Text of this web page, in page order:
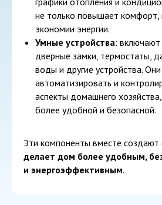
не только повышает комфорт,
экономии энергии.
Умные устройства: включают
дверные замки, термостаты,
воды и другие устройства.
автоматизировать и
аспекты домашнего
более удобной и безопасной.
Эти компоненты вместе создают
делает дом более удобным,
и энергоэффективным.